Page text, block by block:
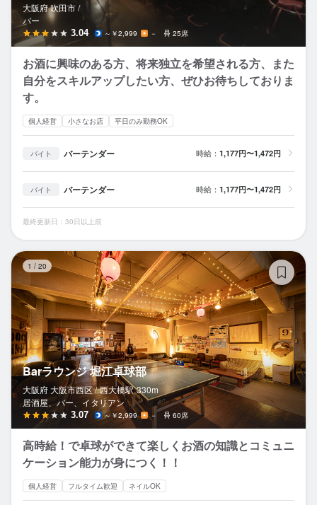
大阪府 吹田市 /
バー
3.04 ～￥2,999 － 25席
お酒に興味のある方、将来独立を希望される方、また
自分をスキルアップしたい方、ぜひお待ちしておりま
す。
個人経営 小さなお店 平日のみ勤務OK
バイト バーテンダー 時給： 1,177円〜1,472円
バイト バーテンダー 時給： 1,177円〜1,472円
最終更新日：30日以上前
1 / 20
Barラウンジ 堀江卓球部
大阪府 大阪市西区 / 西大橋駅 330m
居酒屋、バー、イタリアン
3.07 ～￥2,999 － 60席
高時給！で卓球ができて楽しくお酒の知識とコミュニ
ケーション能力が身につく！！
個人経営 フルタイム歓迎 ネイルOK